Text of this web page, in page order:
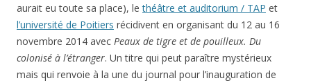
aurait eu toute sa place), lethéâtre et auditorium / TAP et
l’université de Poitiers récidivent en organisant du 12 au 16
novembre 2014 avec Peaux de tigre et de pouilleux. Du
colonisé à l’étranger. Un titre qui peut paraître mystérieux
mais qui renvoie à la une du journal pour l’inauguration de